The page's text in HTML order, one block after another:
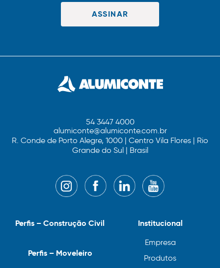
54 3447 4000
alumiconte@alumiconte.com.br
R. Conde de Porto Alegre, 1000 | Centro Vila Flores | Rio
Grande do Sul | Brasil
Institucional
Empresa
Produtos
Perfis – Construção Civil
Perfis – Moveleiro